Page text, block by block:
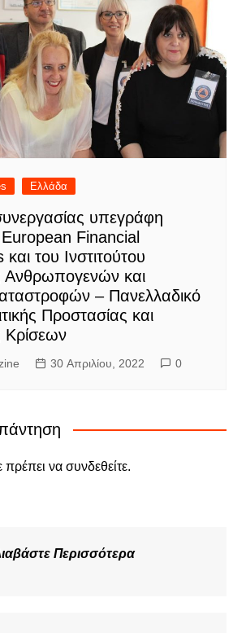
Ελλάδα
υπεγράφη
Financial
του Ινστιτούτου
Ανθρωπογενών και
– Πανελλαδικό
Προστασίας και
Κρίσεων
30 Απριλίου, 2022 0
πρέπει να συνδεθείτε.
Περισσότερα